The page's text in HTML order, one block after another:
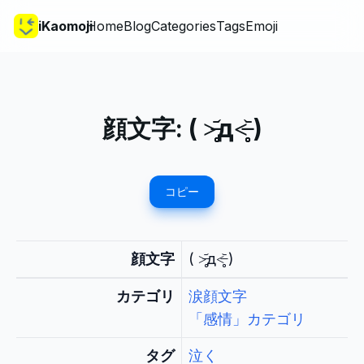
iKaomojiHomeBlogCategoriesTagsEmoji
顔文字: ( >̶̥̥̥᷄д<̶̥̥̥᷅ )
コピー
顔文字 ( >̶̥̥̥᷄д<̶̥̥̥᷅ )
カテゴリ
涙顔文字
「感情」カテゴリ
タグ 泣く